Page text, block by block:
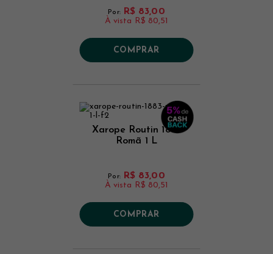
Por: R$ 83,00
À vista R$ 80,51
COMPRAR
Xarope Routin 1883
Romã 1 L
Por: R$ 83,00
À vista R$ 80,51
COMPRAR